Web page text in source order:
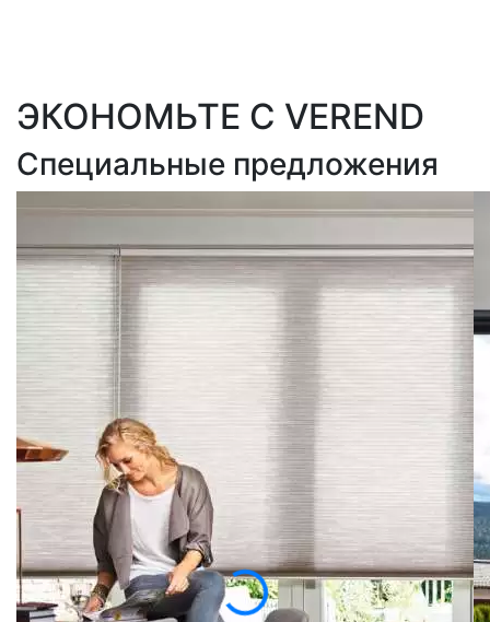
ЭКОНОМЬТЕ С VEREND
Специальные предложения